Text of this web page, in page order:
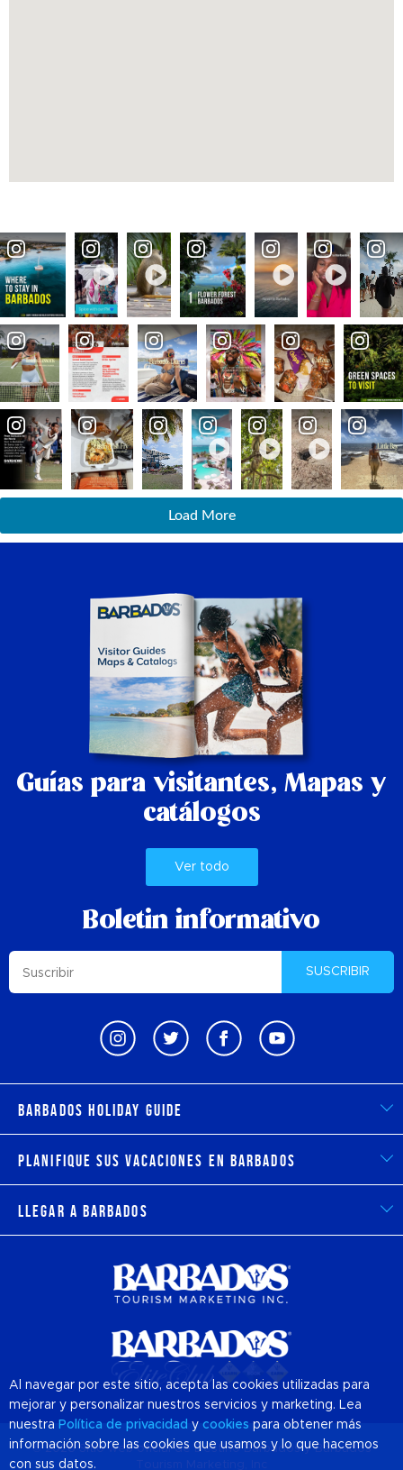
Load More
Guías para visitantes, Mapas y
catálogos
Ver todo
Boletin informativo
SUSCRIBIR
Barbados Holiday Guide
Planifique sus vacaciones en Barbados
Llegar a Barbados
© 2026 Sitio web oficial de Destino Barbadosy Barbados
Al navegar por este sitio, acepta las cookies utilizadas para
mejorar y personalizar nuestros servicios y marketing. Lea
nuestra Política de privacidad y cookies para obtener más
información sobre las cookies que usamos y lo que hacemos
con sus datos.